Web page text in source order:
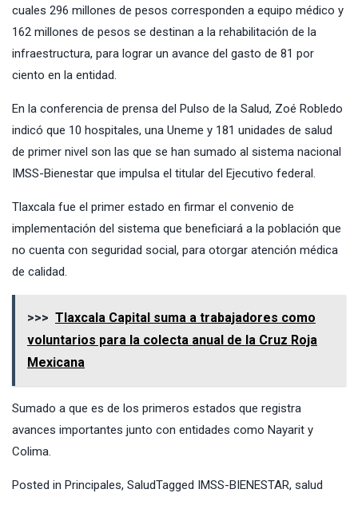
cuales 296 millones de pesos corresponden a equipo médico y
162 millones de pesos se destinan a la rehabilitación de la
infraestructura, para lograr un avance del gasto de 81 por
ciento en la entidad.
En la conferencia de prensa del Pulso de la Salud, Zoé Robledo
indicó que 10 hospitales, una Uneme y 181 unidades de salud
de primer nivel son las que se han sumado al sistema nacional
IMSS-Bienestar que impulsa el titular del Ejecutivo federal.
Tlaxcala fue el primer estado en firmar el convenio de
implementación del sistema que beneficiará a la población que
no cuenta con seguridad social, para otorgar atención médica
de calidad.
>>> Tlaxcala Capital suma a trabajadores como
voluntarios para la colecta anual de la Cruz Roja
Mexicana
Sumado a que es de los primeros estados que registra
avances importantes junto con entidades como Nayarit y
Colima.
Posted in Principales, SaludTagged IMSS-BIENESTAR, salud